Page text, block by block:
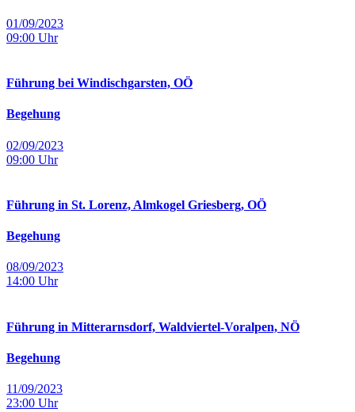
01/09/2023
09:00 Uhr
Führung bei Windischgarsten, OÖ
Begehung
02/09/2023
09:00 Uhr
Führung in St. Lorenz, Almkogel Griesberg, OÖ
Begehung
08/09/2023
14:00 Uhr
Führung in Mitterarnsdorf, Waldviertel-Voralpen, NÖ
Begehung
11/09/2023
23:00 Uhr